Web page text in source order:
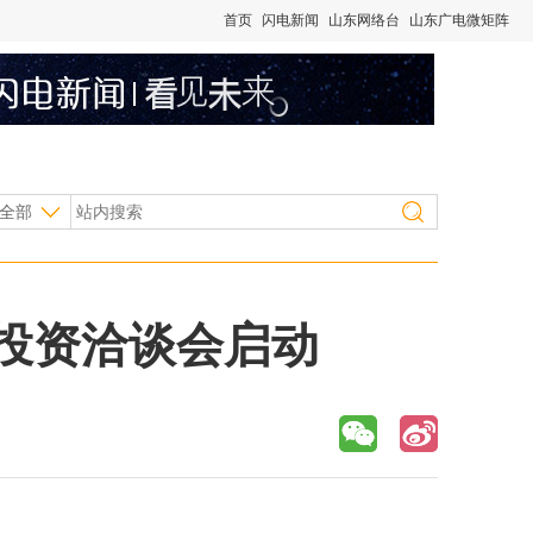
首页 闪电新闻 山东网络台 山东广电微矩阵
部
资洽谈会启动